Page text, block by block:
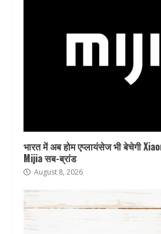
भारत में अब होम एप्लायंसेज भी बेचेगी
Mijia सब-ब्रांड
August 8, 2026